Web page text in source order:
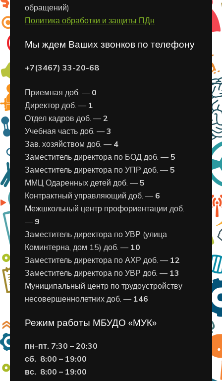
обращений)
Политика обработки и защиты ПДн
Мы ждем Ваших звонков по телефону
+7(3467) 33-20-68
Приемная доб. — 0
Директор доб. — 1
Отдел кадров доб. —2
Учебная часть доб. —3
Зав. хозяйством доб. — 4
Заместитель директора по БОД доб. —5
Заместитель директора по УПР доб. —5
ММЦ Одаренных детей доб. —5
Контрактный управляющий доб. — 6
Межшкольный центр профориентации доб.
— 9
Заместитель директора по УВР (улица
Коминтерна, дом 15) доб. — 10
Заместитель директора по АХР доб. — 12
Заместитель директора по УВР доб. — 13
Муниципальный центр по трудоустройству
несовершеннолетних доб. — 146
Режим работы МБУДО «МУК»
пн-пт. 7:30 – 20:30
сб. 8:00 – 19:00
вс. 8:00 – 19:00